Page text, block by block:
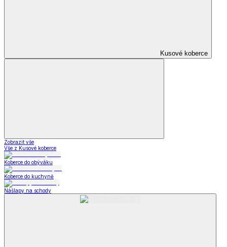
Kusové koberce
Zobrazit vše
Vše z Kusové koberce
Koberce do obýváku
Koberce do kuchyně
Nášlapy na schody